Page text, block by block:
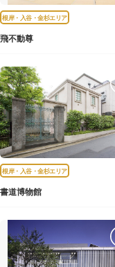
根岸・入谷・金杉エリア
飛不動尊
根岸・入谷・金杉エリア
書道博物館